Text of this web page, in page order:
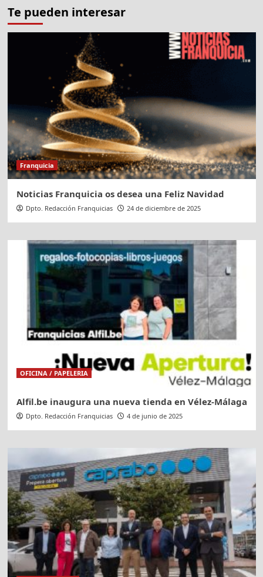
Te pueden interesar
Franquicia
Noticias Franquicia os desea una Feliz Navidad
Dpto. Redacción Franquicias 24 de diciembre de 2025
OFICINA / PAPELERIA
Alfil.be inaugura una nueva tienda en Vélez-Málaga
Dpto. Redacción Franquicias 4 de junio de 2025